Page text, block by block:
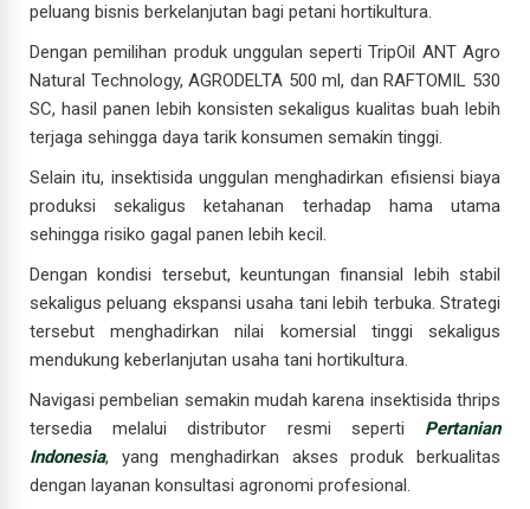
peluang bisnis berkelanjutan bagi petani hortikultura.
Dengan pemilihan produk unggulan seperti TripOil ANT Agro
Natural Technology, AGRODELTA 500 ml, dan RAFTOMIL 530
SC, hasil panen lebih konsisten sekaligus kualitas buah lebih
terjaga sehingga daya tarik konsumen semakin tinggi.
Selain itu, insektisida unggulan menghadirkan efisiensi biaya
produksi sekaligus ketahanan terhadap hama utama
sehingga risiko gagal panen lebih kecil.
Dengan kondisi tersebut, keuntungan finansial lebih stabil
sekaligus peluang ekspansi usaha tani lebih terbuka. Strategi
tersebut menghadirkan nilai komersial tinggi sekaligus
mendukung keberlanjutan usaha tani hortikultura.
Navigasi pembelian semakin mudah karena insektisida thrips
tersedia melalui distributor resmi seperti Pertanian
Indonesia, yang menghadirkan akses produk berkualitas
dengan layanan konsultasi agronomi profesional.